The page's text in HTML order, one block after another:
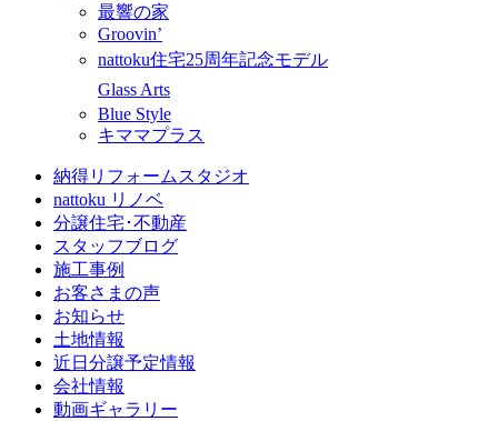
最響の家
Groovin’
nattoku住宅25周年記念モデル
Glass Arts
Blue Style
キママプラス
納得リフォームスタジオ
nattoku リノベ
分譲住宅･不動産
スタッフブログ
施工事例
お客さまの声
お知らせ
土地情報
近日分譲予定情報
会社情報
動画ギャラリー